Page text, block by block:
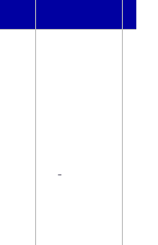
-